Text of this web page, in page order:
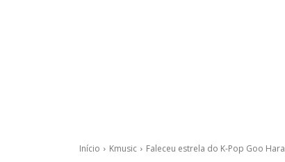
Início Kmusic Faleceu estrela do K-Pop Goo Hara